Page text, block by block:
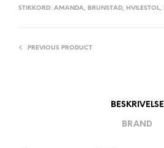
STIKKORD: AMANDA, BRUNSTAD, HVILESTOL,
PREVIOUS PRODUCT
BESKRIVELSE
BRAND